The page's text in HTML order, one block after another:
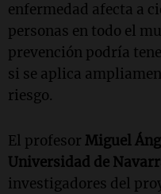
enfermedad afecta a
personas en todo el
prevención podría
si se aplica
riesgo.
El profesor Miguel
Universidad de
investigadores del